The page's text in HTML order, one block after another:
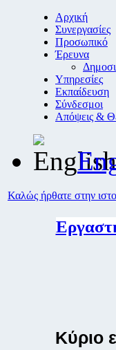
Αρχική
Συνεργασίες
Προσωπικό
Έρευνα
Υπηρεσίες
Εκπαίδευση
Σύνδεσμοι
Απόψεις &
Καλώς ήρθατε στην
Kύριο